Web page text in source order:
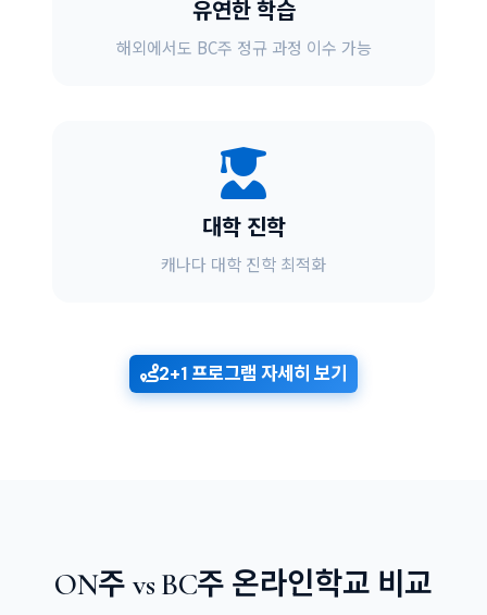
유연한 학습
해외에서도 BC주 정규 과정 이수 가능
대학 진학
캐나다 대학 진학 최적화
2+1 프로그램 자세히 보기
ON주 vs BC주 온라인학교 비교